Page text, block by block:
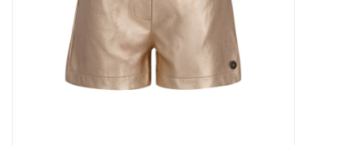
Cadeaubonnen